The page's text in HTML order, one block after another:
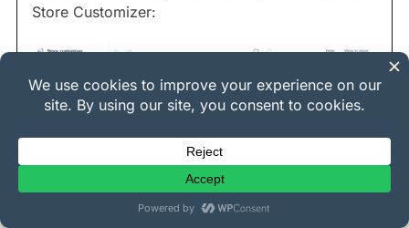
Store Customizer: